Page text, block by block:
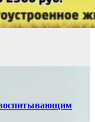
воспитывающим